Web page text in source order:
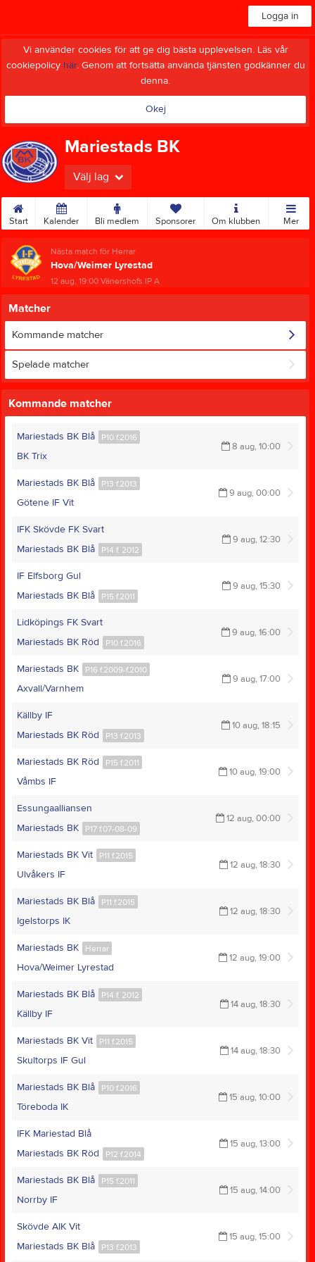
Logga in
Vi använder cookies för att ge dig bästa upplevelsen. Läs vår
cookiepolicy här. Genom att fortsätta använda tjänsten godkänner du
denna.
Okej
Mariestads BK
Välj lag
Start Kalender Bli medlem Sponsorer Om klubben Mer
Nästa match för Herrar
Hova/Weimer Lyrestad
12 aug, 19:00Vänershofs IP A
Matcher
Kommande matcher
Spelade matcher
Kommande matcher
8 aug, 10:00
P10 f.2016
Mariestads BK Blå
BK Trix
9 aug, 00:00
P13 f.2013
Mariestads BK Blå
Götene IF Vit
9 aug, 12:30
IFK Skövde FK Svart
P14 f. 2012
Mariestads BK Blå
9 aug, 15:30
IF Elfsborg Gul
P15 f.2011
Mariestads BK Blå
9 aug, 16:00
Lidköpings FK Svart
P10 f.2016
Mariestads BK Röd
9 aug, 17:00
P16 f.2009-f.2010
Mariestads BK
Axvall/Varnhem
10 aug, 18:15
Källby IF
P13 f.2013
Mariestads BK Röd
10 aug, 19:00
P15 f.2011
Mariestads BK Röd
Våmbs IF
12 aug, 00:00
Essungaalliansen
P17 f.07-08-09
Mariestads BK
12 aug, 18:30
P11 f.2015
Mariestads BK Vit
Ulvåkers IF
12 aug, 18:30
P11 f.2015
Mariestads BK Blå
Igelstorps IK
12 aug, 19:00
Herrar
Mariestads BK
Hova/Weimer Lyrestad
14 aug, 18:30
P14 f. 2012
Mariestads BK Blå
Källby IF
14 aug, 18:30
P11 f.2015
Mariestads BK Vit
Skultorps IF Gul
15 aug, 10:00
P10 f.2016
Mariestads BK Blå
Töreboda IK
15 aug, 13:00
IFK Mariestad Blå
P12 f.2014
Mariestads BK Röd
15 aug, 14:00
P15 f.2011
Mariestads BK Blå
Norrby IF
15 aug, 15:00
Skövde AIK Vit
P13 f.2013
Mariestads BK Blå